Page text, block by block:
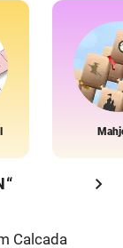
chevron_right